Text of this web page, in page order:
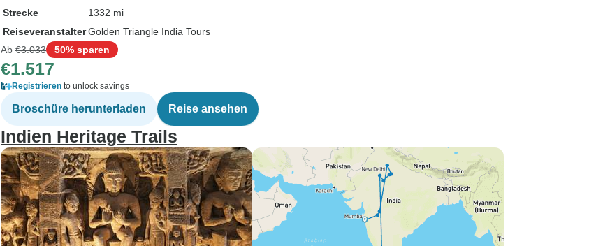
Strecke
1332 mi
ReiseveranstalterGolden Triangle India Tours
Ab €3.033 50% sparen
€1.517
Registrieren to unlock savings
Broschüre herunterladen Reise ansehen
Indien Heritage Trails